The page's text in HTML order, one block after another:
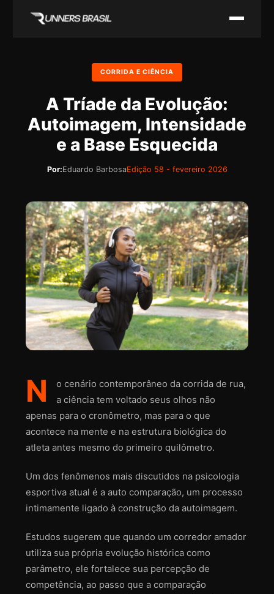
CORRIDA E CIÊNCIA
A Tríade da Evolução:
Autoimagem, Intensidade
e a Base Esquecida
Por:Eduardo BarbosaEdição 58 - fevereiro 2026
N
o cenário contemporâneo da corrida de rua,
a ciência tem voltado seus olhos não
apenas para o cronômetro, mas para o que
acontece na mente e na estrutura biológica do
atleta antes mesmo do primeiro quilômetro.
Um dos fenômenos mais discutidos na psicologia
esportiva atual é a auto comparação, um processo
intimamente ligado à construção da autoimagem.
Estudos sugerem que quando um corredor amador
utiliza sua própria evolução histórica como
parâmetro, ele fortalece sua percepção de
competência, ao passo que a comparação